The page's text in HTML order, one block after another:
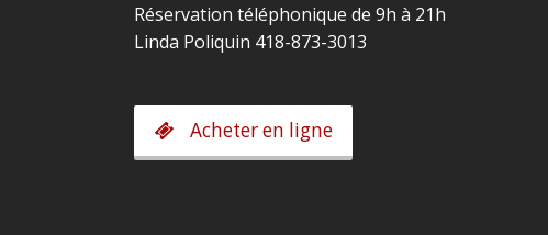
Réservation téléphonique de 9h à 21h
Linda Poliquin 418-873-3013
Acheter en ligne